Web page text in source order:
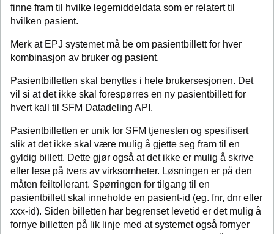
finne fram til hvilke legemiddeldata som er relatert til
hvilken pasient.
Merk at EPJ systemet må be om pasientbillett for hver
kombinasjon av bruker og pasient.
Pasientbilletten skal benyttes i hele brukersesjonen. Det
vil si at det ikke skal forespørres en ny pasientbillett for
hvert kall til SFM Datadeling API.
Pasientbilletten er unik for SFM tjenesten og spesifisert
slik at det ikke skal være mulig å gjette seg fram til en
gyldig billett. Dette gjør også at det ikke er mulig å skrive
eller lese på tvers av virksomheter. Løsningen er på den
måten feiltollerant. Spørringen for tilgang til en
pasientbillett skal inneholde en pasient-id (eg. fnr, dnr eller
xxx-id). Siden billetten har begrenset levetid er det mulig å
fornye billetten på lik linje med at systemet også fornyer